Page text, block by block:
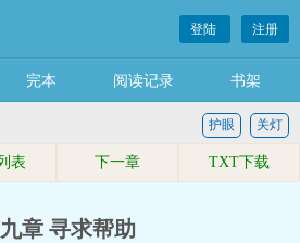
登陆 注册
完本 阅读记录 书架
关灯
护眼
表 下一章 TXT下载
章 寻求帮助